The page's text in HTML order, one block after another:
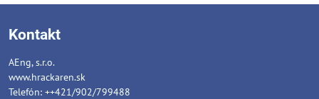
Kontakt
AEng, s.r.o.
www.hrackaren.sk
Telefón: ++421/902/799488